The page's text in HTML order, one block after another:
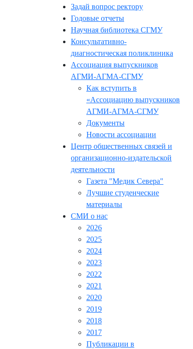
Задай вопрос ректору
Годовые отчеты
Научная библиотека СГМУ
Консультативно-
диагностическая поликлиника
Ассоциация выпускников
АГМИ-АГМА-СГМУ
Как вступить в
«Ассоциацию выпускников
АГМИ-АГМА-СГМУ
Документы
Новости ассоциации
Центр общественных связей и
организационно-издательской
деятельности
Газета "Медик Севера"
Лучшие студенческие
материалы
СМИ о нас
2026
2025
2024
2023
2022
2021
2020
2019
2018
2017
Публикации в